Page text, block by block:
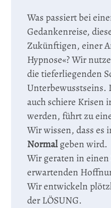
Was passiert bei
Gedankenreise,
Zukünftigen, einer
Hypnose«? Wir
die tieferliegenden
Unterbewusstseins.
auch schiere Krisen
werden, führt zu
Wir wissen, dass
Normalgeben wird.
Wir geraten in
erwartenden
Wir entwickeln
der LÖSUNG.